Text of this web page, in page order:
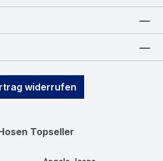
widerrufen
Topseller